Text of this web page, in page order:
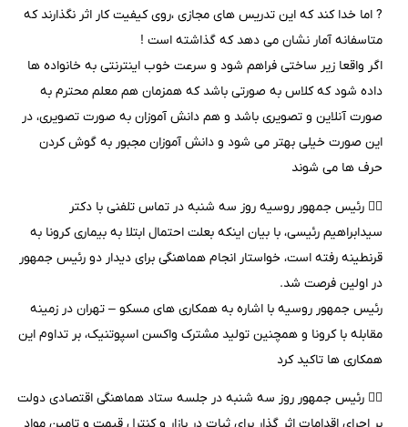
? اما خدا کند که این تدریس های مجازی ،روی کیفیت کار اثر نگذارند که
متاسفانه آمار نشان می دهد که گذاشته است !
اگر واقعا زیر ساختی فراهم شود و سرعت خوب اینترنتی به خانواده ها
داده شود که کلاس به صورتی باشد که همزمان هم معلم محترم به
صورت آنلاین و تصویری باشد و هم دانش آموزان به صورت تصویری، در
این صورت خیلی بهتر می شود و دانش آموزان مجبور به گوش کردن
حرف ها می شوند
۲️⃣ رئیس جمهور روسیه روز سه شنبه در تماس تلفنی با دکتر
سیدابراهیم رئیسی، با بیان اینکه بعلت احتمال ابتلا به بیماری کرونا به
قرنطینه رفته است، خواستار انجام هماهنگی برای دیدار دو رئیس جمهور
در اولین فرصت شد.
رئیس جمهور روسیه با اشاره به همکاری های مسکو – تهران در زمینه
مقابله با کرونا و همچنین تولید مشترک واکسن اسپوتنیک، بر تداوم این
همکاری ها تاکید کرد
۳️⃣ رئیس جمهور روز سه شنبه در جلسه ستاد هماهنگی اقتصادی دولت